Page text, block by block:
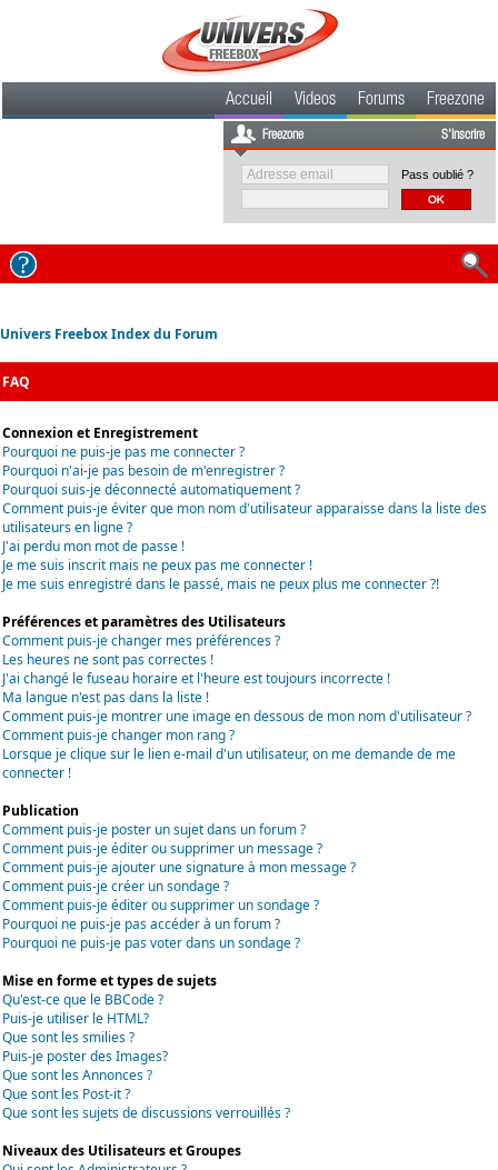
Accueil Videos Forums Freezone
Freezone S'inscrire
Pass oublié ?
Univers Freebox Index du Forum
FAQ
Connexion et Enregistrement
Pourquoi ne puis-je pas me connecter ?
Pourquoi n'ai-je pas besoin de m'enregistrer ?
Pourquoi suis-je déconnecté automatiquement ?
Comment puis-je éviter que mon nom d'utilisateur apparaisse dans la liste des
utilisateurs en ligne ?
J'ai perdu mon mot de passe !
Je me suis inscrit mais ne peux pas me connecter !
Je me suis enregistré dans le passé, mais ne peux plus me connecter ?!
Préférences et paramètres des Utilisateurs
Comment puis-je changer mes préférences ?
Les heures ne sont pas correctes !
J'ai changé le fuseau horaire et l'heure est toujours incorrecte !
Ma langue n'est pas dans la liste !
Comment puis-je montrer une image en dessous de mon nom d'utilisateur ?
Comment puis-je changer mon rang ?
Lorsque je clique sur le lien e-mail d'un utilisateur, on me demande de me
connecter !
Publication
Comment puis-je poster un sujet dans un forum ?
Comment puis-je éditer ou supprimer un message ?
Comment puis-je ajouter une signature à mon message ?
Comment puis-je créer un sondage ?
Comment puis-je éditer ou supprimer un sondage ?
Pourquoi ne puis-je pas accéder à un forum ?
Pourquoi ne puis-je pas voter dans un sondage ?
Mise en forme et types de sujets
Qu'est-ce que le BBCode ?
Puis-je utiliser le HTML?
Que sont les smilies ?
Puis-je poster des Images?
Que sont les Annonces ?
Que sont les Post-it ?
Que sont les sujets de discussions verrouillés ?
Niveaux des Utilisateurs et Groupes